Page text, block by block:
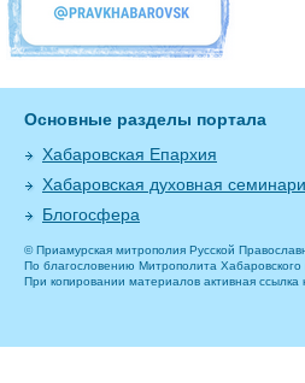
Основные разделы портала
Хабаровская Епархия
Хабаровская духовная
Блогосфера
© Приамурская митрополия Русской
По благословению Митрополита Хабаровского
При копировании материалов активная ссылка